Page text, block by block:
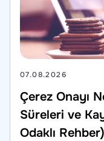
07.08.2026
Çerez Onayı
Süreleri ve
Odaklı Rehber)